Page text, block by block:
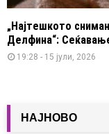
„Најтешкото
Делфина“:
19:28 - 15 јули, 2026
НАЈНОВО